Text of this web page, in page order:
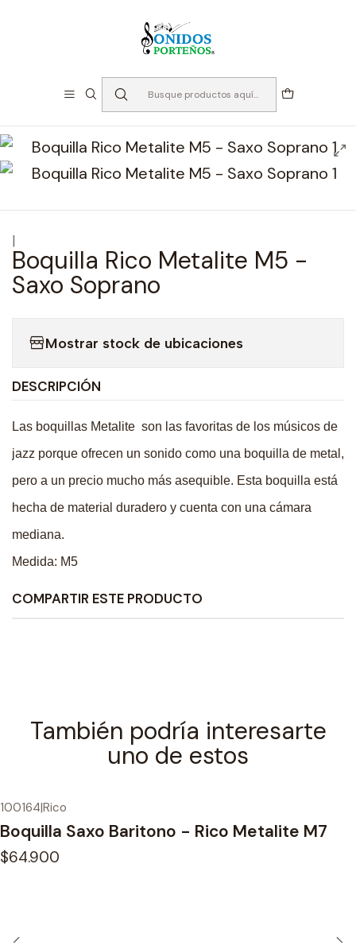
Instrumento de Viento
Accesorios Maderas
Boquilla Rico Metalite M5 - Saxo Soprano
|
Boquilla Rico Metalite M5 -
Saxo Soprano
Mostrar stock de ubicaciones
DESCRIPCIÓN
Las boquillas Metalite son las favoritas de los músicos de
jazz porque ofrecen un sonido como una boquilla de metal,
pero a un precio mucho más asequible. Esta boquilla está
hecha de material duradero y cuenta con una cámara
mediana.
Medida: M5
COMPARTIR ESTE PRODUCTO
También podría interesarte
uno de estos
100164|Rico
Boquilla Saxo Baritono - Rico Metalite M7
$64.900